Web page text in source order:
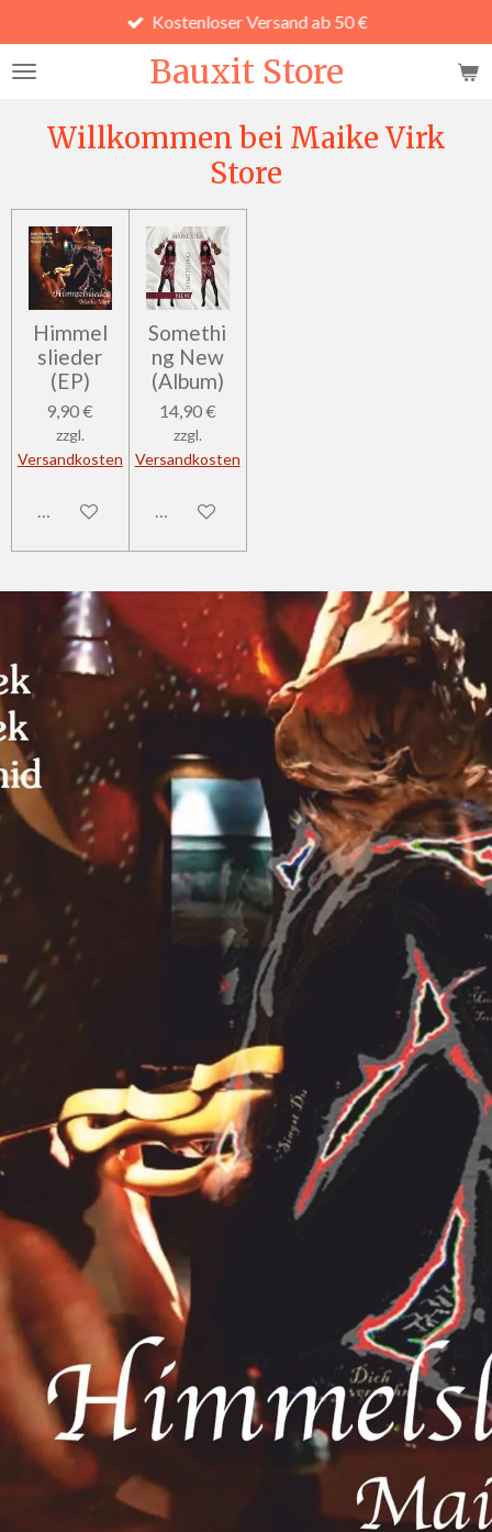
Hauptinhalt
springen
Bauxit Store
Kostenloser Versand ab 50 €
Willkommen bei Maike Virk
Store
Himmel
slieder
(EP)
9,90 €
zzgl.
Versandkosten
In den Warenkorb
Somethi
ng New
(Album)
14,90 €
zzgl.
Versandkosten
In den Warenkorb